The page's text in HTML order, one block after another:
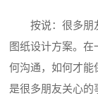
按说：很多朋友
图纸设计方案。
何沟通，如何才能
是很多朋友关心的